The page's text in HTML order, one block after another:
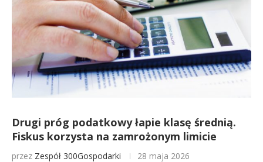
Drugi próg podatkowy łapie klasę średnią.
Fiskus korzysta na zamrożonym limicie
przez Zespół 300Gospodarki 28 maja 2026